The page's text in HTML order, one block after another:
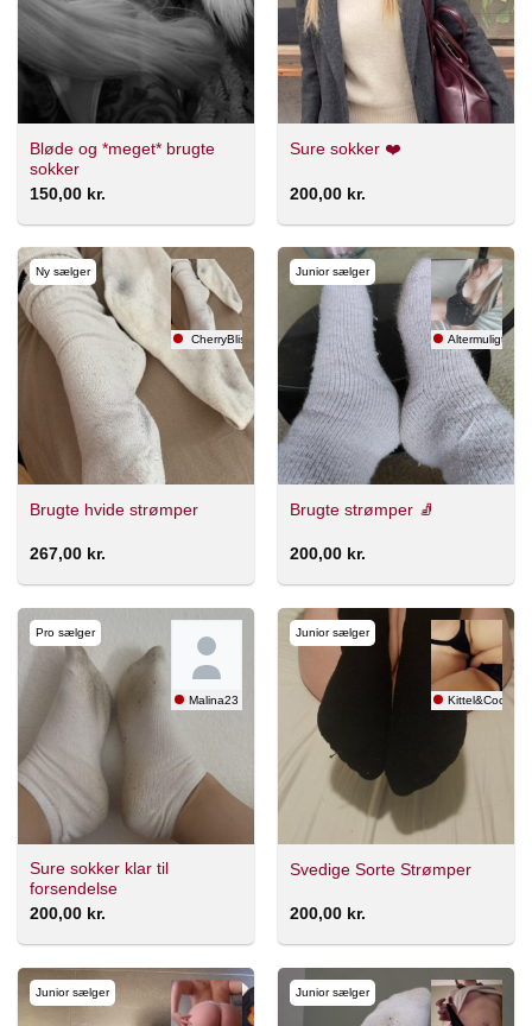
Bløde og *meget* brugte
sokker
150,00 kr.
Sure sokker ❤️
200,00 kr.
Ny sælger
CherryBliss
Brugte hvide strømper
267,00 kr.
Junior sælger
Altermuligt
Brugte strømper 🧦
200,00 kr.
Pro sælger
Malina23
Sure sokker klar til
forsendelse
200,00 kr.
Junior sælger
Kittel&Cocktail
Svedige Sorte Strømper
200,00 kr.
Junior sælger Junior sælger